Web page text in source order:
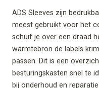
ADS Sleeves zijn
meest gebruikt voor het
schuif je over een draad
warmtebron de labels
passen. Dit is een
besturingskasten snel te
bij onderhoud en